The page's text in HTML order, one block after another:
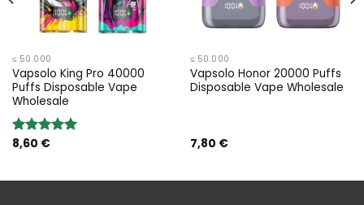
≤ 50.000
Vapsolo King Pro 40000
Puffs Disposable Vape
Wholesale
Bewertung:
8,60 €
≤ 50.000
Vapsolo Honor 20000 Puffs
Disposable Vape Wholesale
7,80 €